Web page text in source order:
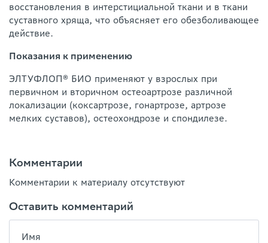
восстановления в интерстициальной ткани и в ткани
суставного хряща, что объясняет его обезболивающее
действие.
Показания к применению
ЭЛТУФЛОП® БИО применяют у взрослых при
первичном и вторичном остеоартрозе различной
локализации (коксартрозе, гонартрозе, артрозе
мелких суставов), остеохондрозе и спондилезе.
Комментарии
Комментарии к материалу отсутствуют
Оставить комментарий
Имя